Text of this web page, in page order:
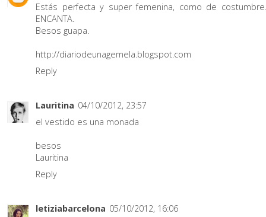
Estás perfecta y super femenina, como de
ENCANTA.
Besos guapa.
http://diariodeunagemela.blogspot.com
Reply
Lauritina 04/10/2012, 23:57
el vestido es una monada
besos
Lauritina
Reply
letiziabarcelona 05/10/2012, 16:06